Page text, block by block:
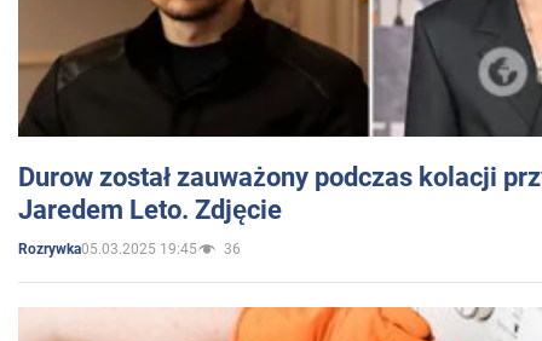
Durow został zauważony podczas kolacji
Jaredem Leto. Zdjęcie
Rozrywka05.03.2025 19:45 36